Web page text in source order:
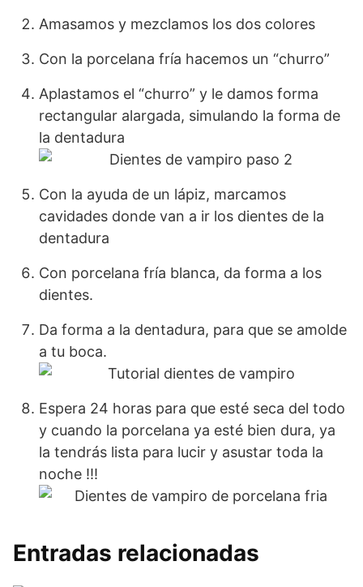
Amasamos y mezclamos los dos colores
Con la porcelana fría hacemos un “churro”
Aplastamos el “churro” y le damos forma
rectangular alargada, simulando la forma de
la dentadura
Con la ayuda de un lápiz, marcamos
cavidades donde van a ir los dientes de la
dentadura
Con porcelana fría blanca, da forma a los
dientes.
Da forma a la dentadura, para que se amolde
a tu boca.
Espera 24 horas para que esté seca del todo
y cuando la porcelana ya esté bien dura, ya
la tendrás lista para lucir y asustar toda la
noche !!!
Entradas relacionadas